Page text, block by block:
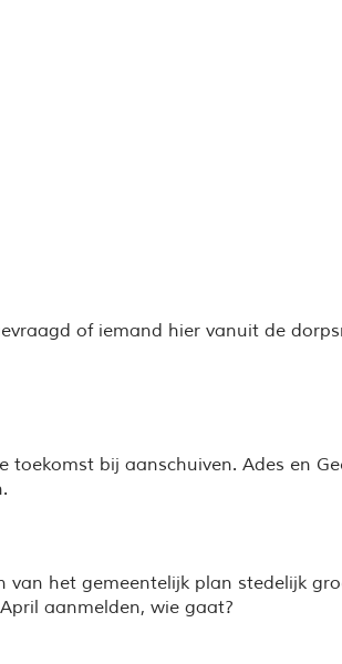
of iemand hier vanuit de
bij aanschuiven. Ades en
van het gemeentelijk plan stedelijk
aanmelden, wie gaat?